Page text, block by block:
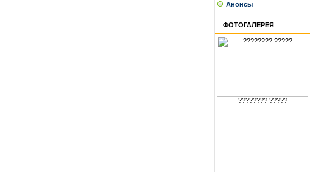
Анонсы
ФОТОГАЛЕРЕЯ
???????? ?????